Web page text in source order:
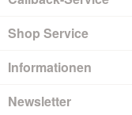
Shop Service
Informationen
Newsletter